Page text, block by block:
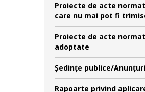
Proiecte de acte
care nu mai pot fi
Proiecte de acte
adoptate
Şedinţe publice/
Rapoarte privind